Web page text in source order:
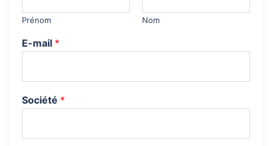
Prénom Nom
E-mail *
Société *